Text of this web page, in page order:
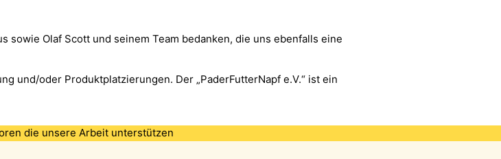
sowie Olaf Scott und seinem Team bedanken, die uns ebenfalls eine
und/oder Produktplatzierungen. Der „PaderFutterNapf e.V.“ ist ein
die unsere Arbeit unterstützen